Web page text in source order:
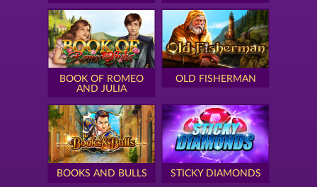
BOOK OF ROMEO
AND JULIA
OLD FISHERMAN
BOOKS AND BULLS STICKY DIAMONDS